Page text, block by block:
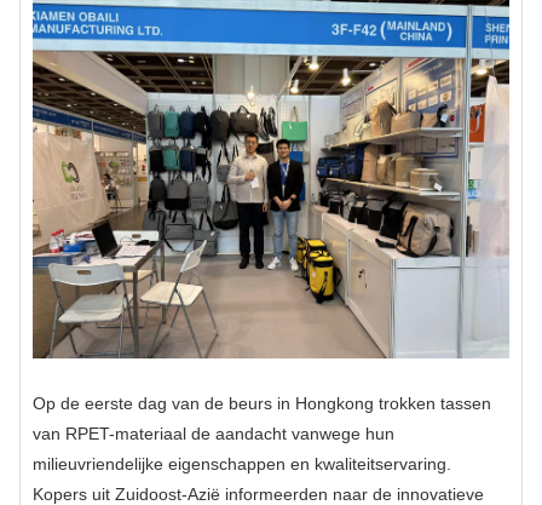
Op de eerste dag van de beurs in Hongkong trokken tassen
van RPET-materiaal de aandacht vanwege hun
milieuvriendelijke eigenschappen en kwaliteitservaring.
Kopers uit Zuidoost-Azië informeerden naar de innovatieve